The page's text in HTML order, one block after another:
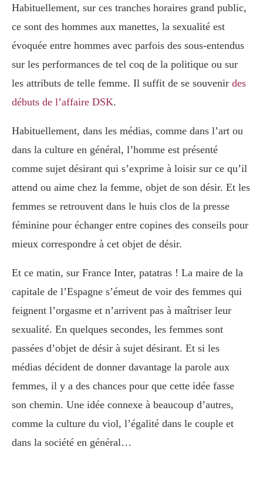
Habituellement, sur ces tranches horaires grand public,
ce sont des hommes aux manettes, la sexualité est
évoquée entre hommes avec parfois des sous-entendus
sur les performances de tel coq de la politique ou sur
les attributs de telle femme. Il suffit de se souvenir des
débuts de l’affaire DSK.
Habituellement, dans les médias, comme dans l’art ou
dans la culture en général, l’homme est présenté
comme sujet désirant qui s’exprime à loisir sur ce qu’il
attend ou aime chez la femme, objet de son désir. Et les
femmes se retrouvent dans le huis clos de la presse
féminine pour échanger entre copines des conseils pour
mieux correspondre à cet objet de désir.
Et ce matin, sur France Inter, patatras ! La maire de la
capitale de l’Espagne s’émeut de voir des femmes qui
feignent l’orgasme et n’arrivent pas à maîtriser leur
sexualité. En quelques secondes, les femmes sont
passées d’objet de désir à sujet désirant. Et si les
médias décident de donner davantage la parole aux
femmes, il y a des chances pour que cette idée fasse
son chemin. Une idée connexe à beaucoup d’autres,
comme la culture du viol, l’égalité dans le couple et
dans la société en général…